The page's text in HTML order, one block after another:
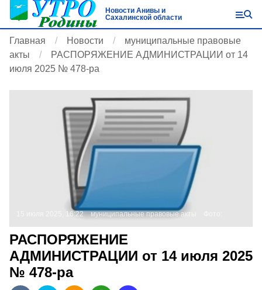
Новости Анивы и
Сахалинской области
Главная Новости
муниципальные правовые
акты
РАСПОРЯЖЕНИЕ АДМИНИСТРАЦИИ от 14
июля 2025 № 478-ра
15 июля 2025, 16:22 муниципальные правовые акты
РАСПОРЯЖЕНИЕ
АДМИНИСТРАЦИИ от 14 июля 2025
№ 478-ра